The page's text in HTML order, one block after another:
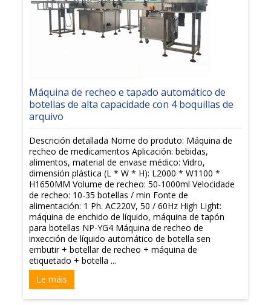
Máquina de recheo e tapado automático de
botellas de alta capacidade con 4 boquillas de
arquivo
Descrición detallada Nome do produto: Máquina de
recheo de medicamentos Aplicación: bebidas,
alimentos, material de envase médico: Vidro,
dimensión plástica (L * W * H): L2000 * W1100 *
H1650MM Volume de recheo: 50-1000ml Velocidade
de recheo: 10-35 botellas / min Fonte de
alimentación: 1 Ph. AC220V, 50 / 60Hz High Light:
máquina de enchido de líquido, máquina de tapón
para botellas NP-YG4 Máquina de recheo de
inxección de líquido automático de botella sen
embutir + botellar de recheo + máquina de
etiquetado + botella ...
Le máis